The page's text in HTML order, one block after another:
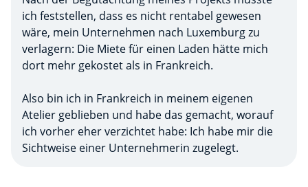
ich feststellen, dass es nicht rentabel gewesen
wäre, mein Unternehmen nach Luxemburg zu
verlagern: Die Miete für einen Laden hätte mich
dort mehr gekostet als in Frankreich.
Also bin ich in Frankreich in meinem eigenen
Atelier geblieben und habe das gemacht, worauf
ich vorher eher verzichtet habe: Ich habe mir die
Sichtweise einer Unternehmerin zugelegt.